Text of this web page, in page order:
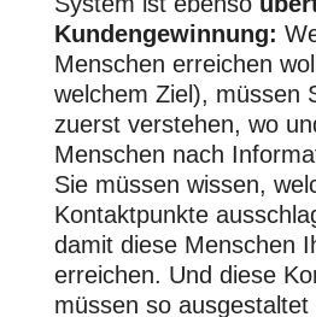
Kundengewinnung:
Menschen erreichen
welchem Ziel), müssen
zuerst verstehen, wo
Menschen nach
Sie müssen wissen,
Kontaktpunkte
damit diese Menschen
erreichen. Und diese
müssen so